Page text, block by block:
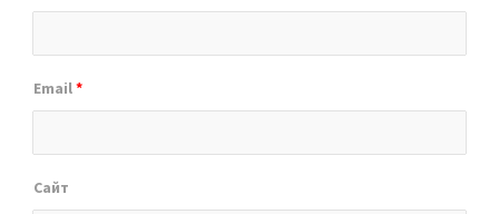
Email*
Сайт